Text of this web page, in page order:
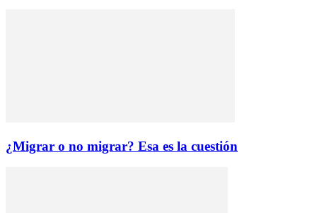
¿Migrar o no migrar? Esa es la cuestión